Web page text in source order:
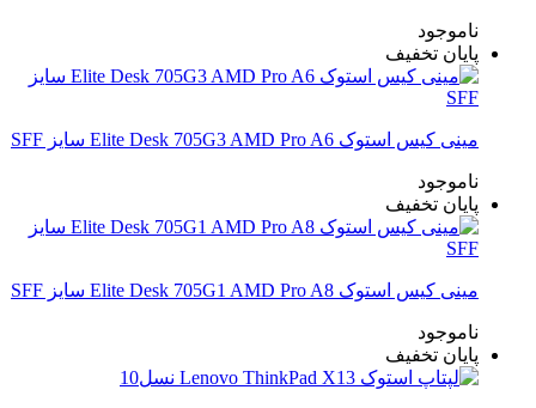
ناموجود
پایان تخفیف
مینی کیس استوک Elite Desk 705G3 AMD Pro A6 سایز SFF
ناموجود
پایان تخفیف
مینی کیس استوک Elite Desk 705G1 AMD Pro A8 سایز SFF
ناموجود
پایان تخفیف